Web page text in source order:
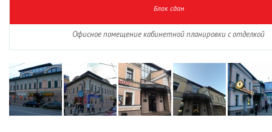
Блок сдан
Офисное помещение кабинетной планировки с отделкой